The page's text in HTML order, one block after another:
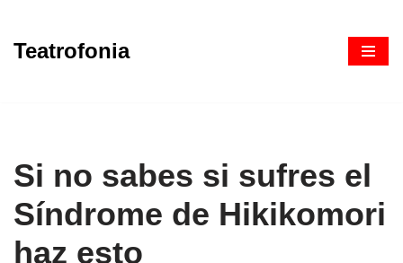
Saltar
Teatrofonia
Si no sabes si sufres el
Síndrome de Hikikomori
haz esto